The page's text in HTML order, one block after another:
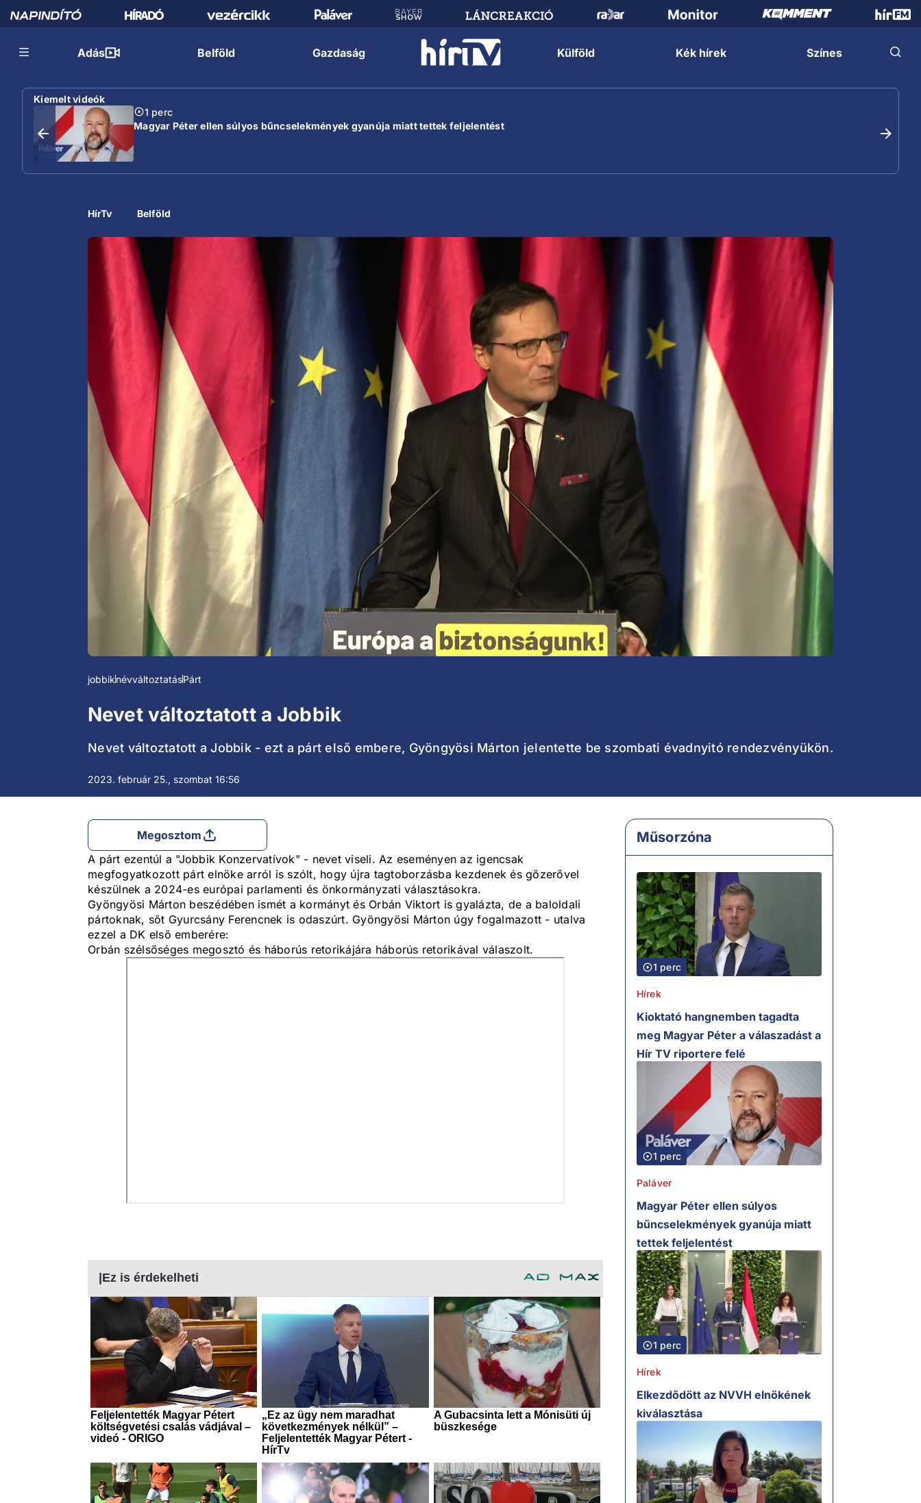
Adás Belföld Gazdaság Külföld Kék hírek Színes
Kiemelt videók
1 perc
Magyar Péter ellen súlyos bűncselekmények gyanúja miatt tettek feljelentést
HírTv Belföld
jobbiknévváltoztatásPárt
Nevet változtatott a Jobbik
Nevet változtatott a Jobbik - ezt a párt első embere, Gyöngyösi Márton jelentette be szombati évadnyitó rendezvényükön.
2023. február 25., szombat 16:56
Megosztom
A párt ezentúl a "Jobbik Konzervatívok" - nevet viseli. Az eseményen az igencsak
megfogyatkozott párt elnöke arról is szólt, hogy újra tagtoborzásba kezdenek és gőzerővel
készülnek a 2024-es európai parlamenti és önkormányzati választásokra.
Gyöngyösi Márton beszédében ismét a kormányt és Orbán Viktort is gyalázta, de a baloldali
pártoknak, sőt Gyurcsány Ferencnek is odaszúrt. Gyöngyösi Márton úgy fogalmazott - utalva
ezzel a DK első emberére:
Orbán szélsőséges megosztó és háborús retorikájára háborús retorikával válaszolt.
Műsorzóna
1 perc
Hírek
Kioktató hangnemben tagadta
meg Magyar Péter a válaszadást a
Hír TV riportere felé
1 perc
Paláver
Magyar Péter ellen súlyos
bűncselekmények gyanúja miatt
tettek feljelentést
1 perc
Hírek
Elkezdődött az NVVH elnökének
kiválasztása